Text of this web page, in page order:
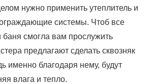
нужно применить утеплитель и
системы. Чтоб все
смогла вам прослужить
предлагают сделать сквозняк
именно благодаря нему, будут
влага и тепло.